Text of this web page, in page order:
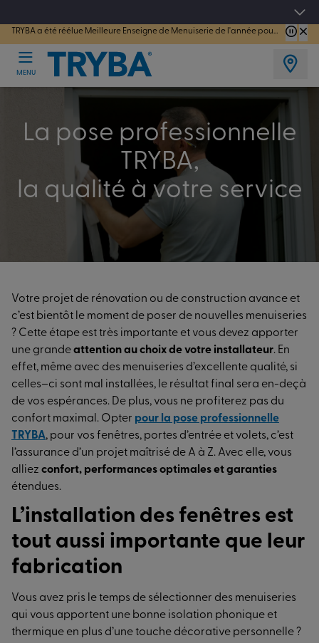
Les jours tentation : Jusqu'à -15% sur vos fenêtres, portes, volets et pergolas
MENU
La pose professionnelle
TRYBA,
la qualité à votre service
Votre projet de rénovation ou de construction avance et
c’est bientôt le moment de poser de nouvelles menuiseries
? Cette étape est très importante et vous devez apporter
une grandeattention au choix de votre installateur. En
effet, même avec des menuiseries d’excellente qualité, si
celles–ci sont mal installées, le résultat final sera en-deçà
de vos espérances. De plus, vous ne profiterez pas du
confort maximal. Opter pour la pose professionnelle
TRYBA, pour vos fenêtres, portes d’entrée et volets, c’est
l’assurance d’un projet maîtrisé de A à Z. Avec elle, vous
alliez confort, performances optimales et garanties
étendues.
L’installation des fenêtres est
tout aussi importante que leur
fabrication
Vous avez pris le temps de sélectionner des menuiseries
qui vous apportent une bonne isolation phonique et
thermique en plus d’une touche décorative personnelle ?